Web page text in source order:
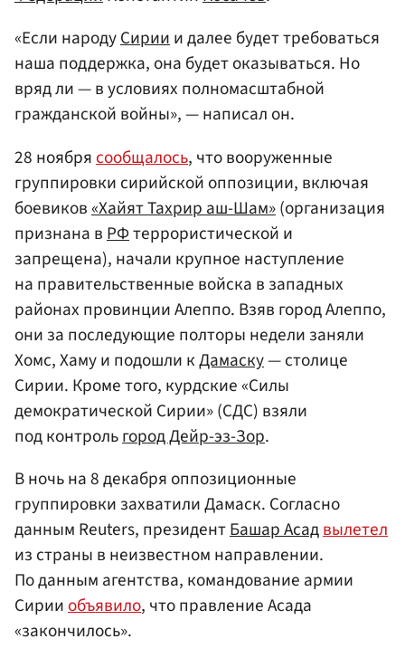
«Если народуСириии далее будет требоваться
наша поддержка, она будет оказываться. Но
вряд ли — в условиях полномасштабной
гражданской войны», — написал он.
28 ноября сообщалось, что вооруженные
группировки сирийской оппозиции, включая
боевиков«Хайят Тахрир аш-Шам»(организация
признана в РФтеррористической и
запрещена), начали крупное наступление
на правительственные войска в западных
районах провинции Алеппо. Взяв город Алеппо,
они за последующие полторы недели заняли
Хомс, Хаму и подошли кДамаску— столице
Сирии. Кроме того, курдские «Силы
демократической Сирии» (СДС) взяли
под контрольгород Дейр-эз-Зор.
В ночь на 8 декабря оппозиционные
группировки захватили Дамаск. Согласно
данным Reuters, президентБашар Асадвылетел
из страны в неизвестном направлении.
По данным агентства, командование армии
Сирииобъявило, что правление Асада
«закончилось».